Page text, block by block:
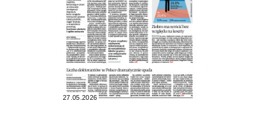
27.05.2026